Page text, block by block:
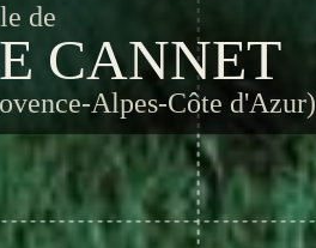
de
CANNET
Alpes-Côte d'Azur)